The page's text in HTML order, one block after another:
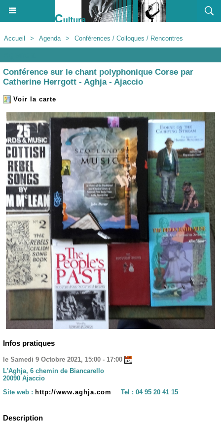
Accueil > Agenda > Conférences / Colloques / Rencontres
Conférence sur le chant polyphonique Corse par
Catherine Herrgott - Aghja - Ajaccio
Voir la carte
Infos pratiques
le Samedi 9 Octobre 2021, 15:00 - 17:00
L'Aghja, 6 chemin de Biancarello
20090 Ajaccio
Site web : http://www.aghja.com Tel : 04 95 20 41 15
Description